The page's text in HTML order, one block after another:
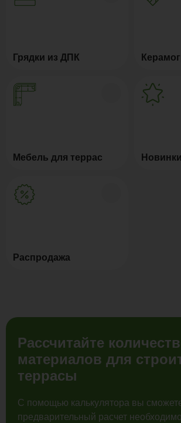
Грядки из ДПК
Мебель для террас Новинки
Распродажа
Рассчитайте
материалов для
террасы
С помощью калькулятора вы
предварительный расчет